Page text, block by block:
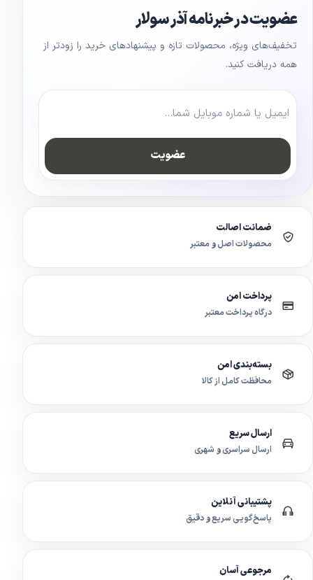
عضویت در خبرنامه آذر سولار
تخفیف‌های ویژه، محصولات تازه و پیشنهادهای خرید را زودتر از
همه دریافت کنید.
عضویت
ضمانت اصالت
محصولات اصل و معتبر
پرداخت امن
درگاه پرداخت معتبر
بسته‌بندی امن
محافظت کامل از کالا
ارسال سریع
ارسال سراسری و شهری
پشتیبانی آنلاین
پاسخ‌گویی سریع و دقیق
مرجوعی آسان